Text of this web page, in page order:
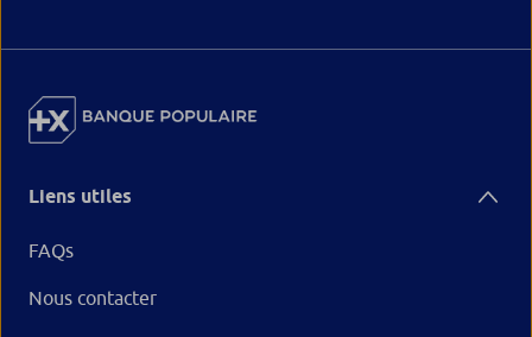
Liens utiles
FAQs
Nous contacter